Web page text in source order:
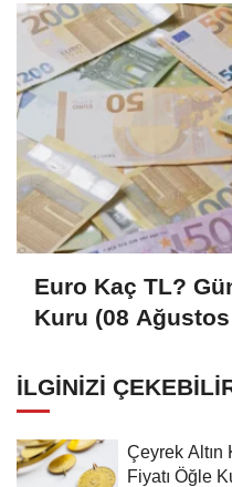
Euro Kaç TL?
Kuru (08 Ağustos
İLGINIZI
Çeyrek Altın
Fiyatı Öğle